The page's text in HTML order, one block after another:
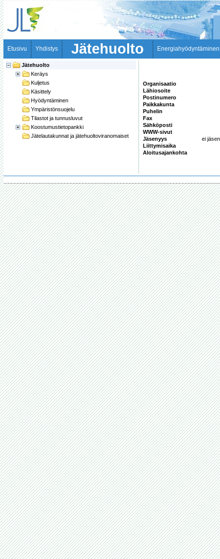
Etusivu Yhdistys Jätehuolto Energiahyödyntäminen
Jätehuolto
Keräys
Kuljetus
Käsittely
Hyödyntäminen
Ympäristönsuojelu
Tilastot ja tunnusluvut
Koostumustietopankki
Jätelautakunnat ja jätehuoltoviranomaiset
Organisaatio
Lähiosoite
Postinumero
Paikkakunta
Puhelin
Fax
Sähköposti
WWW-sivut
Jäsenyys
ei jäsen
Liittymisaika
Aloitusajankohta